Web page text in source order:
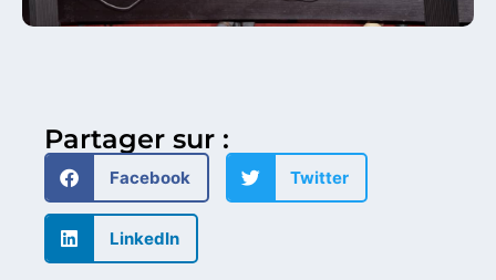
Partager sur :
Facebook Twitter
LinkedIn